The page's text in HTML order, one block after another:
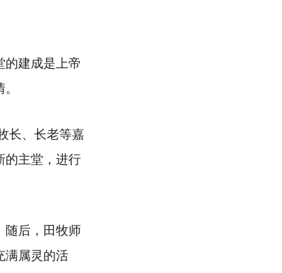
的建成是上帝
长、长老等嘉
的主堂，进行
随后，田牧师
满属灵的活